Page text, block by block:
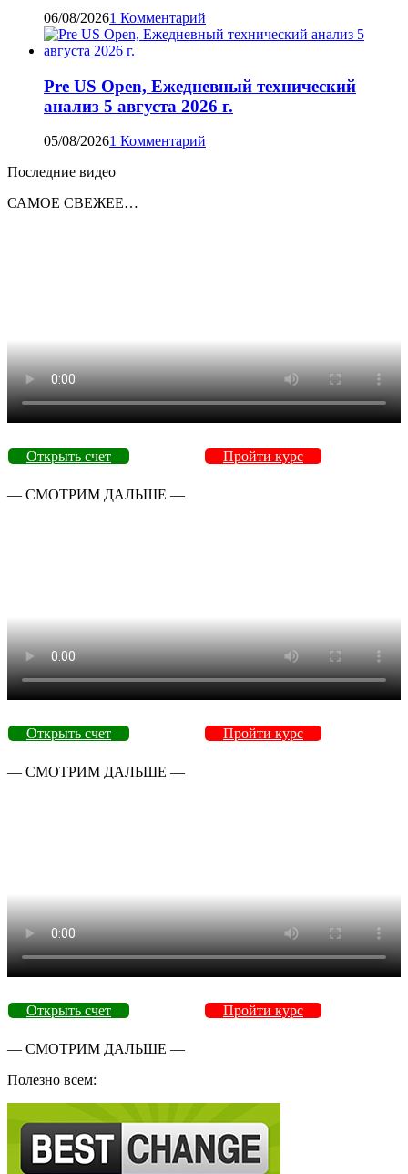
06/08/20261 Комментарий
Pre US Open, Ежедневный технический
анализ 5 августа 2026 г.
05/08/20261 Комментарий
Последние видео
САМОЕ СВЕЖЕЕ…
Открыть счет Пройти курс
— СМОТРИМ ДАЛЬШЕ —
Открыть счет Пройти курс
— СМОТРИМ ДАЛЬШЕ —
Открыть счет Пройти курс
— СМОТРИМ ДАЛЬШЕ —
Полезно всем: